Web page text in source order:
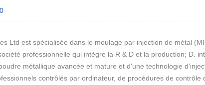
Ltd est spécialisée dans le moulage par injection de métal
professionnelle qui intègre la R & D et la production; D.
métallique avancée et mature et d'une technologie
contrôlés par ordinateur, de procédures de